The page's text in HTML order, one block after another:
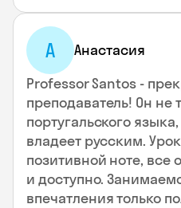
А Анастасия
Professor Santos -
преподаватель! Он не
португальского
владеет русским.
позитивной ноте, все
и доступно.
впечатления только